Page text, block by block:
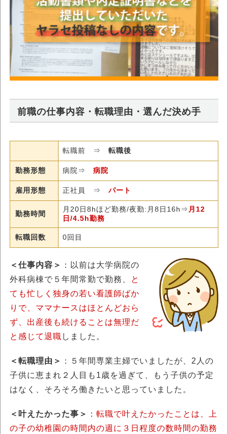
前職の仕事内容・転職理由・選んだ決め手
転職前 ⇒ 転職後
勤務形態 病院⇒ 病院
雇用形態 正社員 ⇒ パート
勤務時間
月20日8hほど勤務/夜勤:月8日16h⇒ 月12
日/4.5h勤務
転職回数 0回目
＜仕事内容＞
：以前は大学病院の
外科病棟で５年間常勤で勤務、
と
ても忙しく独身の若い看護師ばか
りで、ママナースはほとんどおら
ず、出産後も続けることは無理だ
と感じて退職 しました。
＜転職理由＞
：５年間専業主婦でいましたが、2人の
子供に恵まれ２人目も1歳を過ぎて、もう子供の予定
はなく、そろそろ働きたいと思っていました。
＜叶えたかった事＞ ： 転職で叶えたかったことは、上
の子の幼稚園の時間内の週に３日程度の数時間の勤務